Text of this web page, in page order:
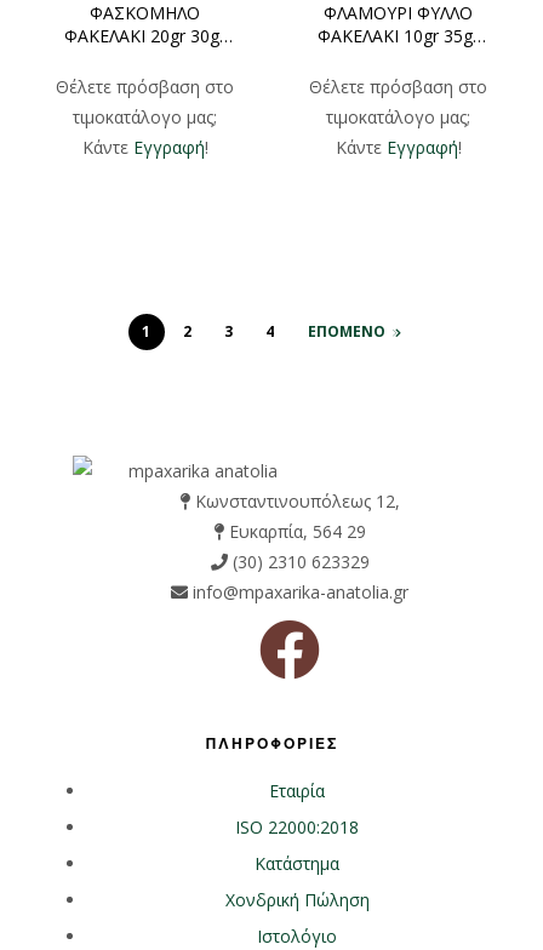
ΦΑΣΚΟΜΗΛΟ
ΦΑΚΕΛΑΚΙ 20gr 30gr
Θέλετε πρόσβαση στο
τιμοκατάλογο μας;
Κάντε Εγγραφή!
ΦΛΑΜΟΥΡΙ ΦΥΛΛΟ
ΦΑΚΕΛΑΚΙ 10gr 35gr
Θέλετε πρόσβαση στο
τιμοκατάλογο μας;
Κάντε Εγγραφή!
1 2 3 4 ΕΠΟΜΕΝΟ
Κωνσταντινουπόλεως 12,
Ευκαρπία, 564 29
(30) 2310 623329
info@mpaxarika-anatolia.gr
ΠΛΗΡΟΦΟΡΙΕΣ
Εταιρία
ISO 22000:2018
Κατάστημα
Χονδρική Πώληση
Ιστολόγιο